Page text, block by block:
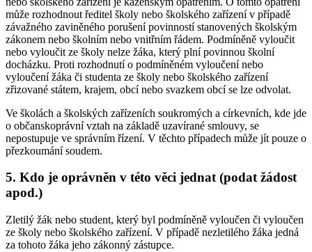
může rozhodnout ředitel školy nebo školského zařízení v případě
závažného zaviněného porušení povinností stanovených školským
zákonem nebo školním nebo vnitřním řádem. Podmíněně vyloučit
nebo vyloučit ze školy nelze žáka, který plní povinnou školní
docházku. Proti rozhodnutí o podmíněném vyloučení nebo
vyloučení žáka či studenta ze školy nebo školského zařízení
zřizované státem, krajem, obcí nebo svazkem obcí se lze odvolat.
Ve školách a školských zařízeních soukromých a církevních, kde jde
o občanskoprávní vztah na základě uzavírané smlouvy, se
nepostupuje ve správním řízení. V těchto případech může jít pouze o
přezkoumání soudem.
5. Kdo je oprávněn v této věci jednat (podat žádost
apod.)
Zletilý žák nebo student, který byl podmíněně vyloučen či vyloučen
ze školy nebo školského zařízení. V případě nezletilého žáka jedná
za tohoto žáka jeho zákonný zástupce.